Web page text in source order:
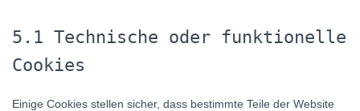
5.1 Technische oder funktionelle
Cookies
Einige Cookies stellen sicher, dass bestimmte Teile der Website